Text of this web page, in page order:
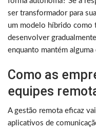
ser transformador para
um modelo híbrido como
desenvolver
enquanto mantém
Como as
equipes
A gestão remota eficaz
aplicativos de